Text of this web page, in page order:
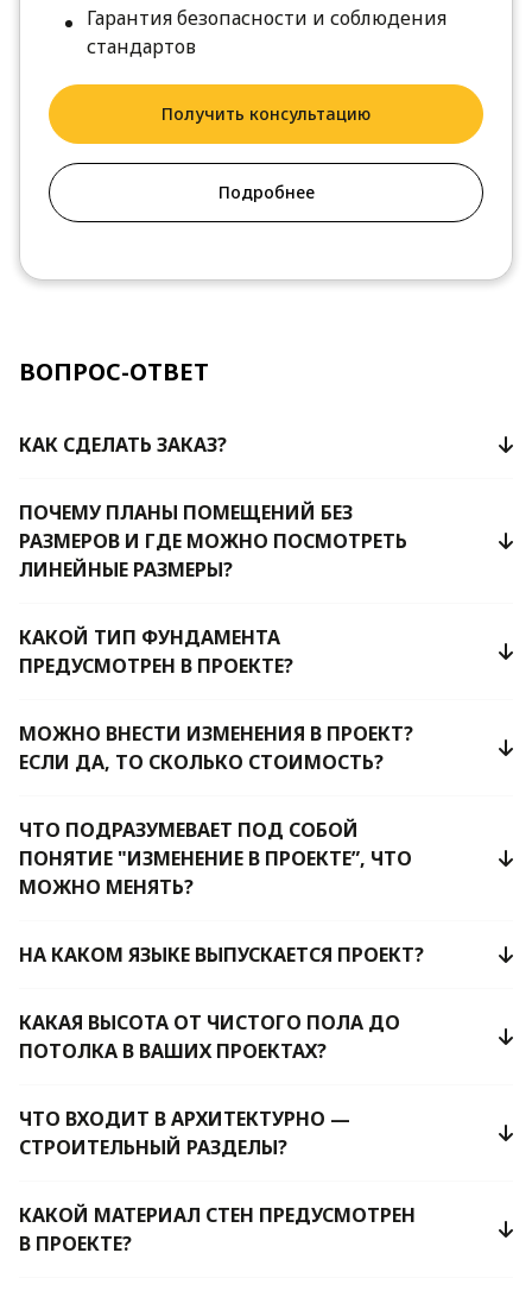
Гарантия безопасности и соблюдения
стандартов
Получить консультацию
Подробнее
ВОПРОС-ОТВЕТ
КАК СДЕЛАТЬ ЗАКАЗ?
ПОЧЕМУ ПЛАНЫ ПОМЕЩЕНИЙ БЕЗ
РАЗМЕРОВ И ГДЕ МОЖНО ПОСМОТРЕТЬ
ЛИНЕЙНЫЕ РАЗМЕРЫ?
КАКОЙ ТИП ФУНДАМЕНТА
ПРЕДУСМОТРЕН В ПРОЕКТЕ?
МОЖНО ВНЕСТИ ИЗМЕНЕНИЯ В ПРОЕКТ?
ЕСЛИ ДА, ТО СКОЛЬКО СТОИМОСТЬ?
ЧТО ПОДРАЗУМЕВАЕТ ПОД СОБОЙ
ПОНЯТИЕ "ИЗМЕНЕНИЕ В ПРОЕКТЕ”, ЧТО
МОЖНО МЕНЯТЬ?
НА КАКОМ ЯЗЫКЕ ВЫПУСКАЕТСЯ ПРОЕКТ?
КАКАЯ ВЫСОТА ОТ ЧИСТОГО ПОЛА ДО
ПОТОЛКА В ВАШИХ ПРОЕКТАХ?
ЧТО ВХОДИТ В АРХИТЕКТУРНО —
СТРОИТЕЛЬНЫЙ РАЗДЕЛЫ?
КАКОЙ МАТЕРИАЛ СТЕН ПРЕДУСМОТРЕН
В ПРОЕКТЕ?